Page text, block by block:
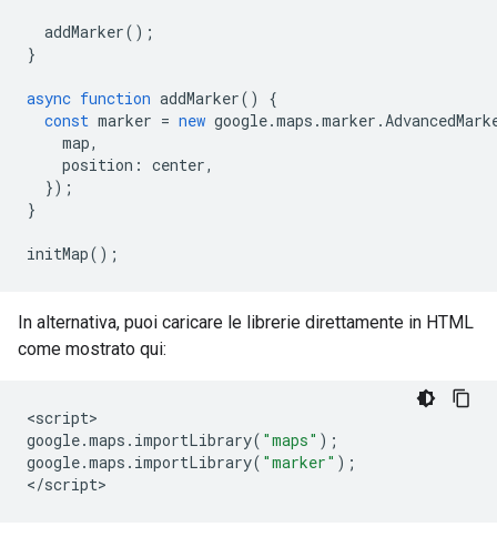
addMarker();
}
async function addMarker()
{
const marker = new google.maps .marker .
map,
position : center,
});
}
initMap();
In alternativa, puoi caricare le librerie direttamente in HTML
come mostrato qui:
<script
google.maps . importLibrary( "maps" );
google.maps . importLibrary( "marker" );
</script>